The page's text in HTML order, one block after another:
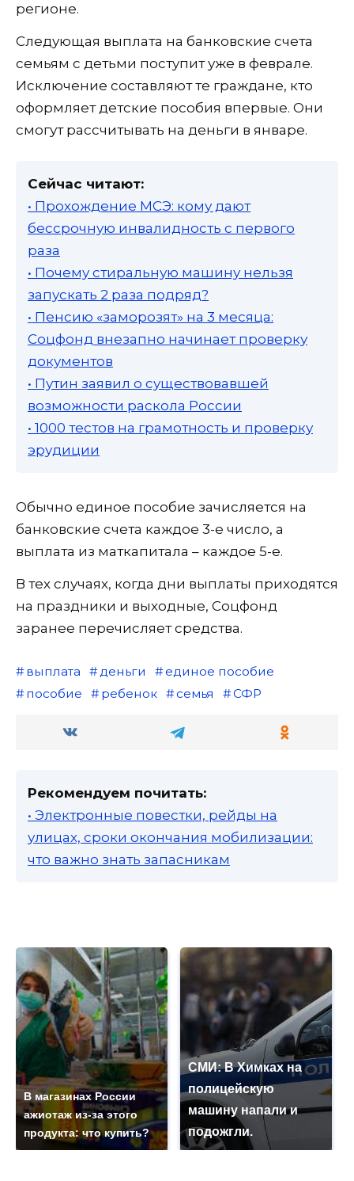
регионе.
Следующая выплата на банковские счета
семьям с детьми поступит уже в феврале.
Исключение составляют те граждане, кто
оформляет детские пособия впервые. Они
смогут рассчитывать на деньги в январе.
Сейчас читают:
• Прохождение МСЭ: кому дают
бессрочную инвалидность с первого
раза
• Почему стиральную машину нельзя
запускать 2 раза подряд?
• Пенсию «заморозят» на 3 месяца:
Соцфонд внезапно начинает проверку
документов
• Путин заявил о существовавшей
возможности раскола России
• 1000 тестов на грамотность и проверку
эрудиции
Обычно единое пособие зачисляется на
банковские счета каждое 3-е число, а
выплата из маткапитала – каждое 5-е.
В тех случаях, когда дни выплаты приходятся
на праздники и выходные, Соцфонд
заранее перечисляет средства.
выплата деньги
единое пособие
пособие
ребенок семья СФР
Рекомендуем почитать:
• Электронные повестки, рейды на
улицах, сроки окончания мобилизации:
что важно знать запасникам
В магазинах России
ажиотаж из-за этого
продукта: что купить?
СМИ: В Химках на
полицейскую
машину напали и
подожгли.